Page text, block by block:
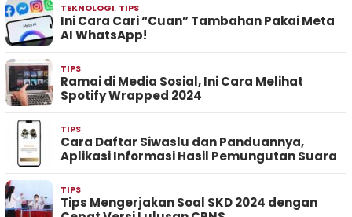
TEKNOLOGI, TIPS
Ini Cara Cari “Cuan” Tambahan Pakai Meta
AI WhatsApp!
TIPS
Ramai di Media Sosial, Ini Cara Melihat
Spotify Wrapped 2024
TIPS
Cara Daftar Siwaslu dan Panduannya,
Aplikasi Informasi Hasil Pemungutan Suara
TIPS
Tips Mengerjakan Soal SKD 2024 dengan